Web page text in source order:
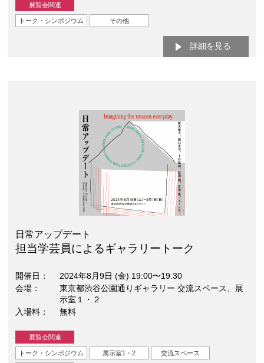
展覧会関連
トーク・シンポジウム その他
詳細を見る
日常アップデート
担当学芸員によるギャラリートーク
開催日
2024年8月9日 (金) 19:00〜19:30
会場
東京都渋谷公園通りギャラリー 交流スペース、展
示室１・２
入場料
無料
展覧会関連
トーク・シンポジウム 展示室1・2 交流スペース